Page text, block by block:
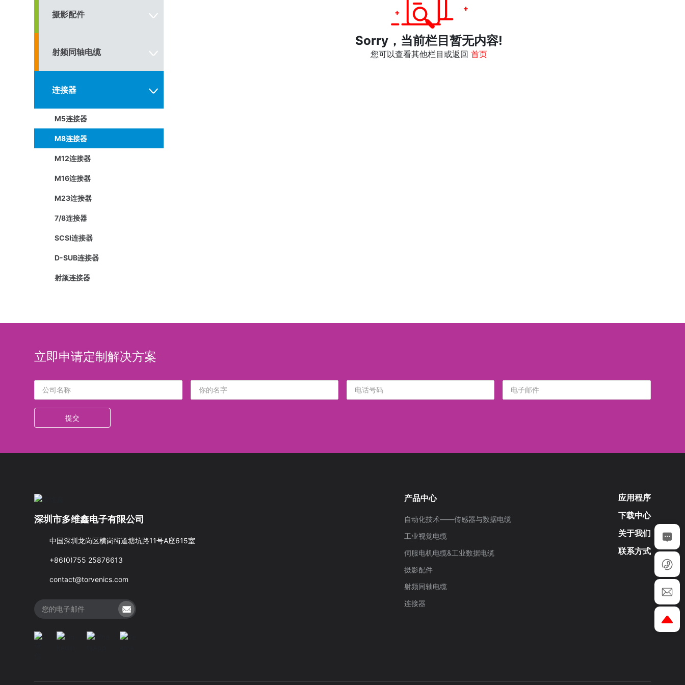
摄影配件
射频同轴电缆
连接器
M5连接器
M8连接器
M12连接器
M16连接器
M23连接器
7/8连接器
SCSI连接器
D-SUB连接器
射频连接器
Sorry，当前栏目暂无内容!
您可以查看其他栏目或返回 首页
立即申请定制解决方案
提交
深圳市多维鑫电子有限公司
中国深圳龙岗区横岗街道塘坑路11号A座615室
+86(0)755 25876613
contact@torvenics.com
产品中心
自动化技术——传感器与数据电缆
工业视觉电缆
伺服电机电缆&工业数据电缆
摄影配件
射频同轴电缆
连接器
应用程序
下载中心
关于我们
联系方式